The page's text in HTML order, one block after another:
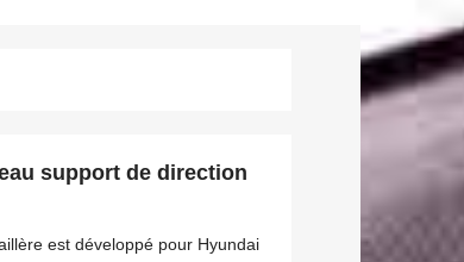
support de direction
est développé pour Hyundai